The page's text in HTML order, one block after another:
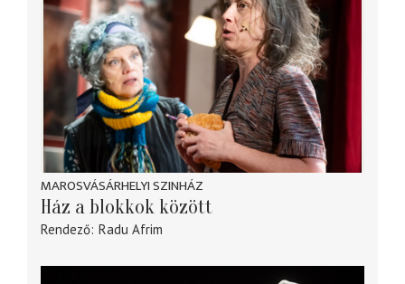
MAROSVÁSÁRHELYI SZINHÁZ
Ház a blokkok között
Rendező Radu Afrim